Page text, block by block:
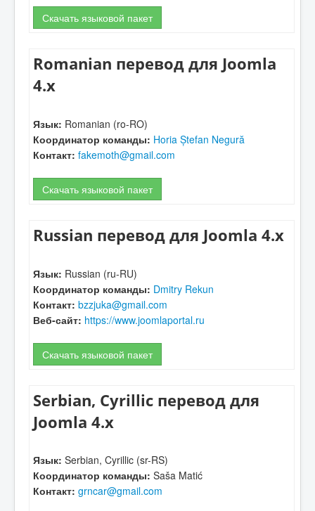
Скачать языковой пакет
Romanian перевод для Joomla
4.x
Язык: Romanian (ro-RO)
Координатор команды: Horia Ștefan Negură
Контакт: fakemoth@gmail.com
Скачать языковой пакет
Russian перевод для Joomla 4.x
Язык: Russian (ru-RU)
Координатор команды: Dmitry Rekun
Контакт: bzzjuka@gmail.com
Веб-сайт: https://www.joomlaportal.ru
Скачать языковой пакет
Serbian, Cyrillic перевод для
Joomla 4.x
Язык: Serbian, Cyrillic (sr-RS)
Координатор команды: Saša Matić
Контакт: grncar@gmail.com